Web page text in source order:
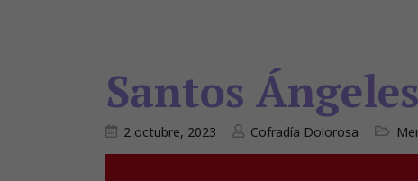
Santos
2 octubre, 2023 Cofradía Dolorosa